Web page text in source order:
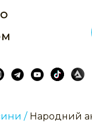
/ Народний